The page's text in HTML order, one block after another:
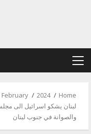
Primary
Home
2024
February
لبنان يشكو اسرائيل الى
والصوانة في جنوب لبنان